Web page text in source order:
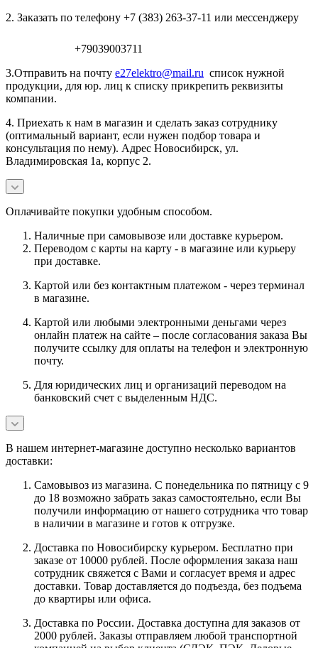
2. Заказать по телефону +7 (383) 263-37-11 или мессенджеру
+79039003711
3.Отправить на почту e27elektro@mail.ru список нужной
продукции, для юр. лиц к списку прикрепить реквизиты
компании.
4. Приехать к нам в магазин и сделать заказ сотруднику
(оптимальный вариант, если нужен подбор товара и
консультация по нему). Адрес Новосибирск, ул.
Владимировская 1а, корпус 2.
Оплачивайте покупки удобным способом.
Наличные при самовывозе или доставке курьером.
Переводом с карты на карту - в магазине или курьеру
при доставке.
Картой или без контактным платежом - через терминал
в магазине.
Картой или любыми электронными деньгами через
онлайн платеж на сайте – после согласования заказа Вы
получите ссылку для оплаты на телефон и электронную
почту.
Для юридических лиц и организаций переводом на
банковский счет с выделенным НДС.
В нашем интернет-магазине доступно несколько вариантов
доставки:
Самовывоз из магазина. С понедельника по пятницу с 9
до 18 возможно забрать заказ самостоятельно, если Вы
получили информацию от нашего сотрудника что товар
в наличии в магазине и готов к отгрузке.
Доставка по Новосибирску курьером. Бесплатно при
заказе от 10000 рублей. После оформления заказа наш
сотрудник свяжется с Вами и согласует время и адрес
доставки. Товар доставляется до подъезда, без подъема
до квартиры или офиса.
Доставка по России. Доставка доступна для заказов от
2000 рублей. Заказы отправляем любой транспортной